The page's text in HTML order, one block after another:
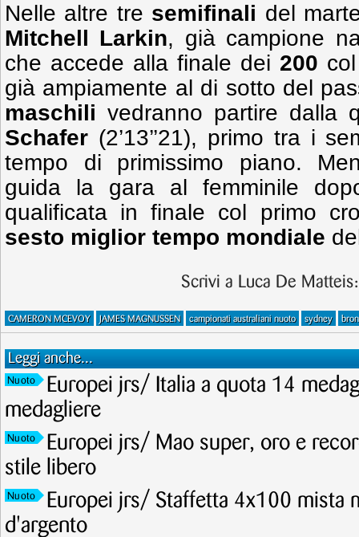
Nelle altre tre semifinali del
Mitchell Larkin, già campione
che accede alla finale dei 200
già ampiamente al di sotto del
maschili vedranno partire dalla
Schafer (2’13’’21), primo tra i
tempo di primissimo piano.
guida la gara al femminile
qualificata in finale col primo
sesto miglior tempo mondiale
Scrivi a Luca De
CAMERON MCEVOY JAMES MAGNUSSEN campionati australiani nuoto sydney
Leggi anche...
Nuoto
Europei jrs/ Italia a quota 14
medagliere
Nuoto
Europei jrs/ Mao super, oro e
stile libero
Nuoto
Europei jrs/ Staffetta 4x100 mista
d'argento